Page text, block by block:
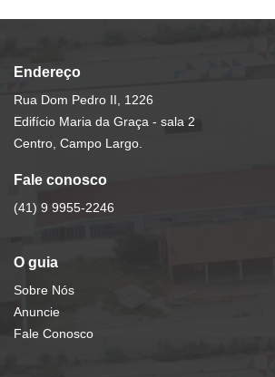
Endereço
Rua Dom Pedro II, 1226
Edifício Maria da Graça - sala 2
Centro, Campo Largo.
Fale conosco
(41) 9 9955-2246
O guia
Sobre Nós
Anuncie
Fale Conosco